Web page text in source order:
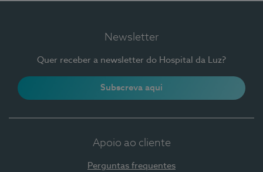
Newsletter
Quer receber a newsletter do Hospital da Luz?
Subscreva aqui
Apoio ao cliente
Perguntas frequentes